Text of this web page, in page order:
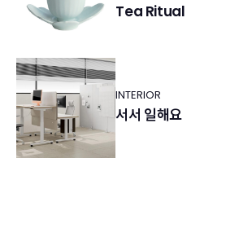
Tea Ritual
INTERIOR
서서 일해요